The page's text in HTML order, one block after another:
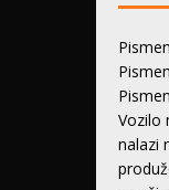
Vozilo
nalazi